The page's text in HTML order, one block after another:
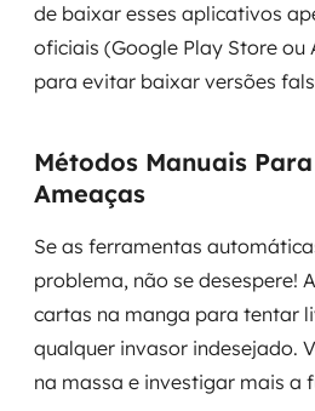
de baixar esses aplicativos
oficiais (Google Play Store ou
para evitar baixar versões
Métodos Manuais
Ameaças
Se as ferramentas
problema, não se desespere!
cartas na manga para tentar
qualquer invasor indesejado.
na massa e investigar mais a